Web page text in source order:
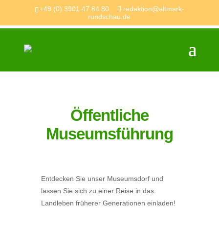
+49 (0) 3901 47 84 80
redaktion@altmark-
rundschau.de
Öffentliche
Museumsführung
Entdecken Sie unser Museumsdorf und
lassen Sie sich zu einer Reise in das
Landleben früherer Generationen einladen!